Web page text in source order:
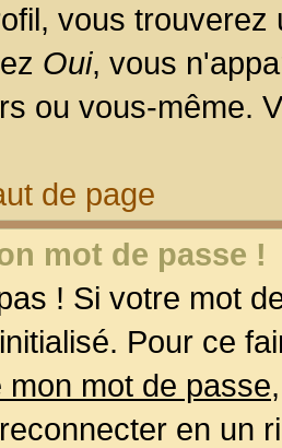
vous
Oui, vous
ou vous-même.
de page
mot de passe !
! Si votre mot
Pour ce
mon mot de passe
en un